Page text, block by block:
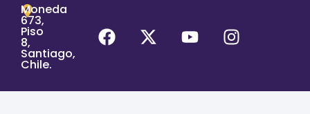
Moneda
673,
Piso
8,
Santiago,
Chile.